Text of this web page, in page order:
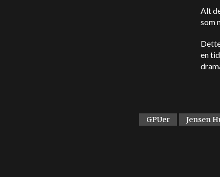
Alt
som
en
GPUer Jensen